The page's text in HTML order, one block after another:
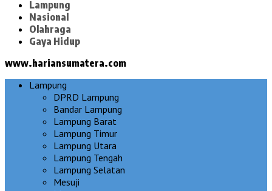
Lampung
Nasional
Olahraga
Gaya Hidup
www.hariansumatera.com
Lampung
DPRD Lampung
Bandar Lampung
Lampung Barat
Lampung Timur
Lampung Utara
Lampung Tengah
Lampung Selatan
Mesuji